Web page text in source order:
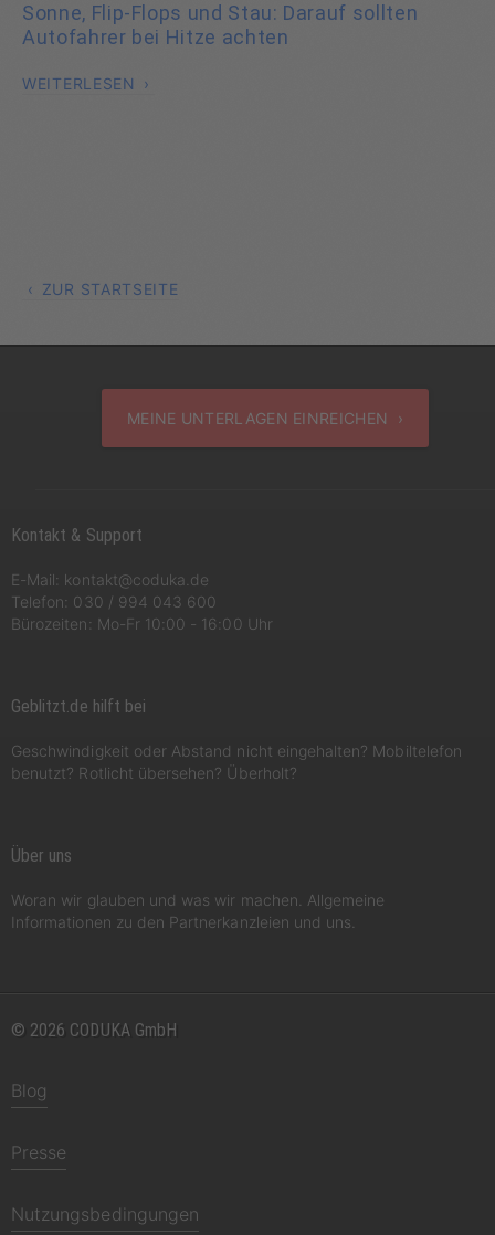
Sonne, Flip-Flops und Stau: Darauf sollten
Autofahrer bei Hitze achten
WEITERLESEN
ZUR STARTSEITE
MEINE UNTERLAGEN EINREICHEN ›
Kontakt & Support
E-Mail: kontakt@coduka.de
Telefon: 030 / 994 043 600
Bürozeiten: Mo-Fr 10:00 - 16:00 Uhr
Geblitzt.de hilft bei
Geschwindigkeit oder Abstand nicht eingehalten? Mobiltelefon
benutzt? Rotlicht übersehen? Überholt?
Über uns
Woran wir glauben und was wir machen. Allgemeine
Informationen zu den Partnerkanzleien und uns.
© 2026 CODUKA GmbH
Blog
Presse
Nutzungsbedingungen